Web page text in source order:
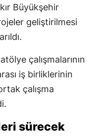
Büyükşehir
geliştirilmesi
çalışmalarının
iş birliklerinin
çalışma
sürecek